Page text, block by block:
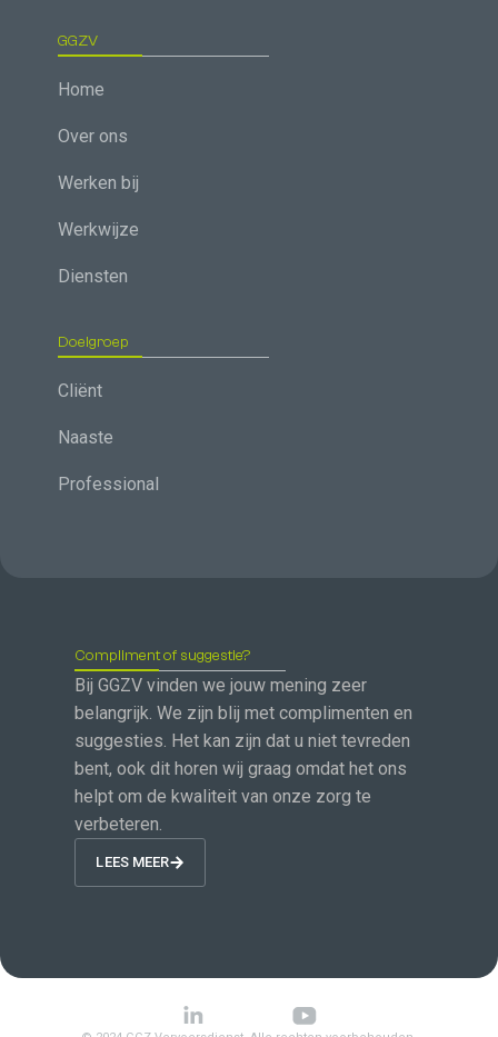
GGZV
Home
Over ons
Werken bij
Werkwijze
Diensten
Doelgroep
Cliënt
Naaste
Professional
Compliment of suggestie?
Bij GGZV vinden we jouw mening zeer
belangrijk. We zijn blij met complimenten en
suggesties. Het kan zijn dat u niet tevreden
bent, ook dit horen wij graag omdat het ons
helpt om de kwaliteit van onze zorg te
verbeteren.
LEES MEER